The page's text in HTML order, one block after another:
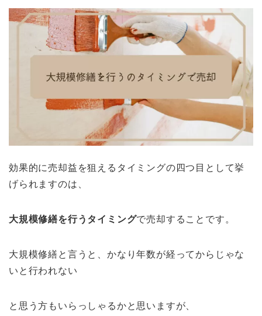
効果的に売却益を狙えるタイミングの四つ目として挙
げられますのは、
大規模修繕を行うタイミングで売却することです。
大規模修繕と言うと、かなり年数が経ってからじゃな
いと行われない
と思う方もいらっしゃるかと思いますが、